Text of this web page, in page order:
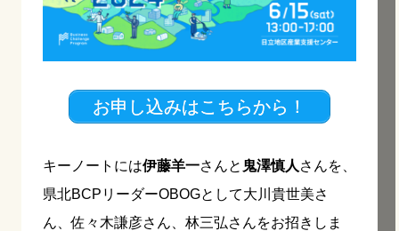
お申し込みはこちらから！
キーノートには伊藤羊一さんと 鬼澤慎人 さんを、
県北BCPリーダーOBOGとして大川貴世美さ
ん、佐々木謙彦さん、林三弘さんをお招きしま